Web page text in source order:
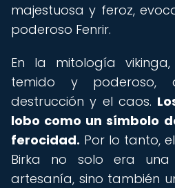
majestuosa y feroz,
poderoso Fenrir.
En la mitología
temido y poderoso,
destrucción y el caos.
lobo como un símbolo
ferocidad. Por lo tanto,
Birka no solo era una
artesanía, sino también